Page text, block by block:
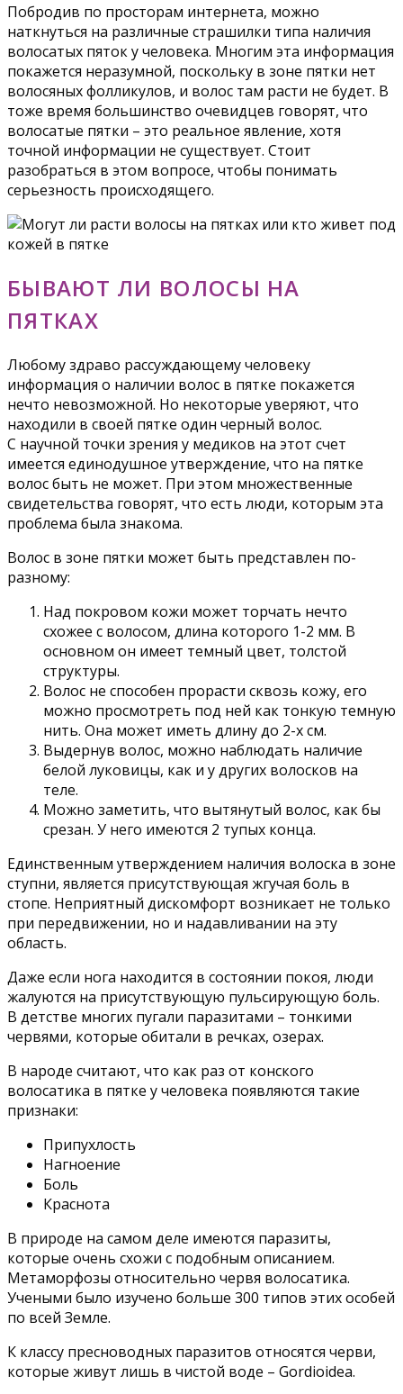
Побродив по просторам интернета, можно
наткнуться на различные страшилки типа наличия
волосатых пяток у человека. Многим эта информация
покажется неразумной, поскольку в зоне пятки нет
волосяных фолликулов, и волос там расти не будет. В
тоже время большинство очевидцев говорят, что
волосатые пятки – это реальное явление, хотя
точной информации не существует. Стоит
разобраться в этом вопросе, чтобы понимать
серьезность происходящего.
БЫВАЮТ ЛИ ВОЛОСЫ НА
ПЯТКАХ
Любому здраво рассуждающему человеку
информация о наличии волос в пятке покажется
нечто невозможной. Но некоторые уверяют, что
находили в своей пятке один черный волос.
С научной точки зрения у медиков на этот счет
имеется единодушное утверждение, что на пятке
волос быть не может. При этом множественные
свидетельства говорят, что есть люди, которым эта
проблема была знакома.
Волос в зоне пятки может быть представлен по-
разному:
Над покровом кожи может торчать нечто
схожее с волосом, длина которого 1-2 мм. В
основном он имеет темный цвет, толстой
структуры.
Волос не способен прорасти сквозь кожу, его
можно просмотреть под ней как тонкую темную
нить. Она может иметь длину до 2-х см.
Выдернув волос, можно наблюдать наличие
белой луковицы, как и у других волосков на
теле.
Можно заметить, что вытянутый волос, как бы
срезан. У него имеются 2 тупых конца.
Единственным утверждением наличия волоска в зоне
ступни, является присутствующая жгучая боль в
стопе. Неприятный дискомфорт возникает не только
при передвижении, но и надавливании на эту
область.
Даже если нога находится в состоянии покоя, люди
жалуются на присутствующую пульсирующую боль.
В детстве многих пугали паразитами – тонкими
червями, которые обитали в речках, озерах.
В народе считают, что как раз от конского
волосатика в пятке у человека появляются такие
признаки:
Припухлость
Нагноение
Боль
Краснота
В природе на самом деле имеются паразиты,
которые очень схожи с подобным описанием.
Метаморфозы относительно червя волосатика.
Учеными было изучено больше 300 типов этих особей
по всей Земле.
К классу пресноводных паразитов относятся черви,
которые живут лишь в чистой воде – Gordioidea.